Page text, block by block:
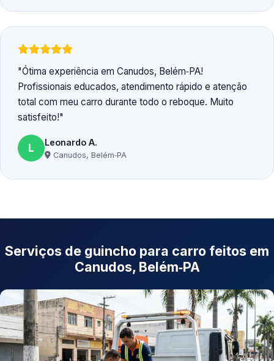
Ótima experiência em Canudos, Belém‑PA!
Profissionais educados, atendimento rápido e atenção
total com meu carro durante todo o reboque. Muito
satisfeito!
L Leonardo A.
Canudos, Belém‑PA
Serviços de guincho para carro feitos em
Canudos, Belém‑PA